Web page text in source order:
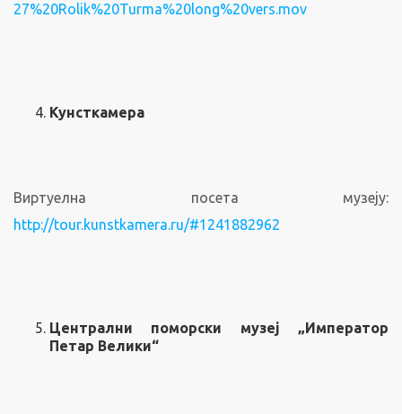
27%20Rolik%20Turma%20long%20vers.mov
Кунсткамера
Виртуелна посета музеју:
http://tour.kunstkamera.ru/#1241882962
Централни поморски музеј „Император
Петар Велики“